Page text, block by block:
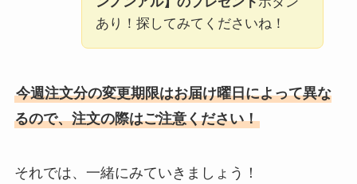
あり！探してみてくださいね！
今週注文分の変更期限はお届け曜日によって異な
るので、注文の際はご注意ください！
それでは、一緒にみていきましょう！